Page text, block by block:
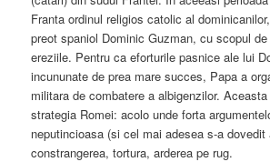
Franta ordinul religios catolic al
preot spaniol Dominic Guzman, cu scopul
ereziile. Pentru ca eforturile pasnice ale lui
incununate de prea mare succes, Papa a
militara de combatere a albigenzilor.
strategia Romei: acolo unde forta
neputincioasa (si cel mai adesea s-a
constrangerea, tortura, arderea pe rug.